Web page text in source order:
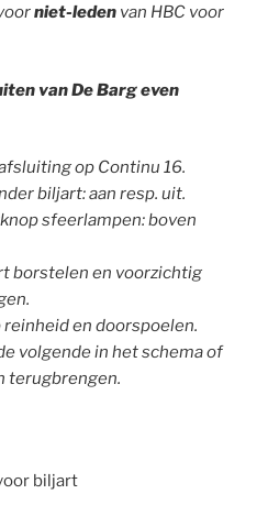
niet-leden van HBC voor
van De Barg even
op Continu 16.
biljart: aan resp. uit.
sfeerlampen: boven
borstelen en voorzichtig
en doorspoelen.
volgende in het schema of
terugbrengen.